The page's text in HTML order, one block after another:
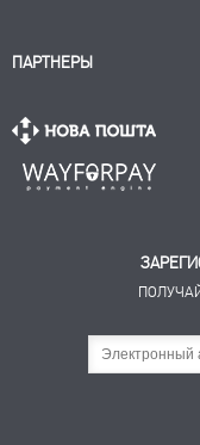
ПАРТНЕРЫ